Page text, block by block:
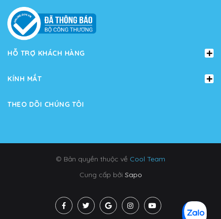
HỖ TRỢ KHÁCH HÀNG
KÍNH MẮT
THEO DÕI CHÚNG TÔI
© Bản quyền thuộc về Cool Team
Cung cấp bởi Sapo